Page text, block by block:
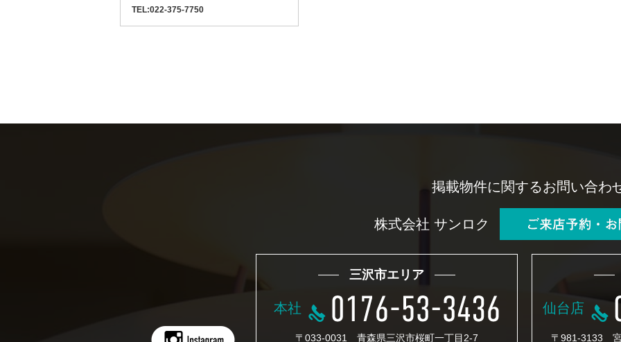
TEL:022-375-7750
掲載物件に関するお問い合わ
株式会社 サンロク
三沢市エリア
本社
〒033-0031 青森県三沢市桜町一丁目2-7
仙台店
〒981-3133 宮